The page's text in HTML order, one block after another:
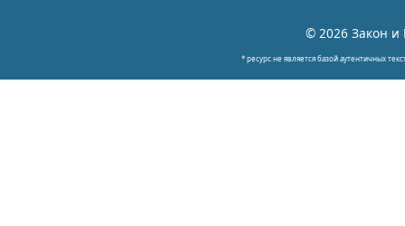
© 2026 Закон и
* ресурс не является базой аутентичных